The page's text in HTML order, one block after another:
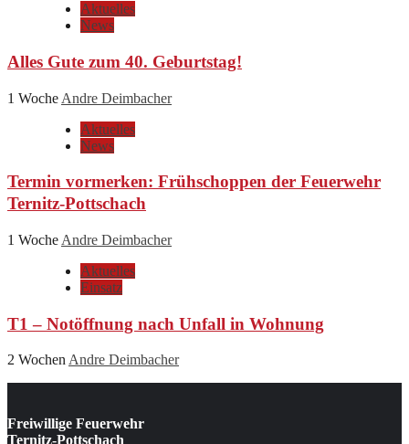
Aktuelles
News
Alles Gute zum 40. Geburtstag!
1 Woche Andre Deimbacher
Aktuelles
News
Termin vormerken: Frühschoppen der Feuerwehr
Ternitz-Pottschach
1 Woche Andre Deimbacher
Aktuelles
Einsatz
T1 – Notöffnung nach Unfall in Wohnung
2 WochenAndre Deimbacher
Freiwillige Feuerwehr
Ternitz-Pottschach